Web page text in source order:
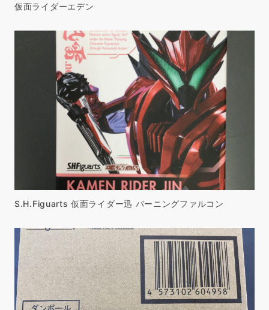
仮面ライダーエデン
S.H.Figuarts 仮面ライダー迅 バーニングファルコン